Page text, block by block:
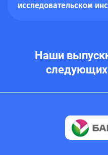
исследовательском
Наши
следующих